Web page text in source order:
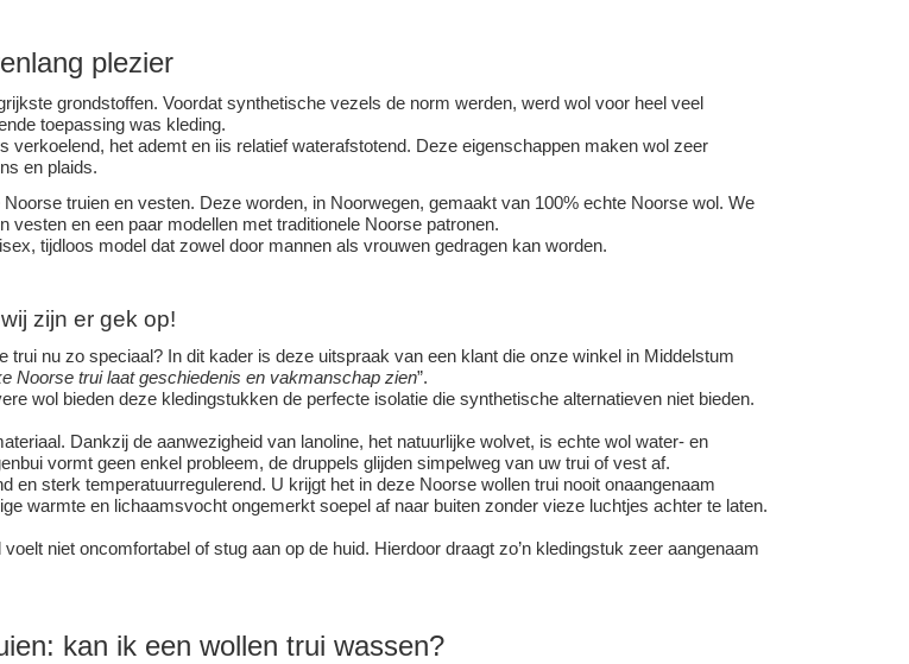
plezier
grondstoffen. Voordat synthetische vezels de norm werden, werd wol voor heel veel
toepassing was kleding.
verkoelend, het ademt en iis relatief waterafstotend. Deze eigenschappen maken wol zeer
en plaids.
truien en vesten. Deze worden, in Noorwegen, gemaakt van 100% echte Noorse wol. We
vesten en een paar modellen met traditionele Noorse patronen.
tijdloos model dat zowel door mannen als vrouwen gedragen kan worden.
zijn er gek op!
trui nu zo speciaal? In dit kader is deze uitspraak van een klant die onze winkel in Middelstum
Noorse trui laat geschiedenis en vakmanschap zien”.
wol bieden deze kledingstukken de perfecte isolatie die synthetische alternatieven niet bieden.
Dankzij de aanwezigheid van lanoline, het natuurlijke wolvet, is echte wol water- en
vormt geen enkel probleem, de druppels glijden simpelweg van uw trui of vest af.
en sterk temperatuurregulerend. U krijgt het in deze Noorse wollen trui nooit onaangenaam
warmte en lichaamsvocht ongemerkt soepel af naar buiten zonder vieze luchtjes achter te laten.
niet oncomfortabel of stug aan op de huid. Hierdoor draagt zo’n kledingstuk zeer aangenaam
kan ik een wollen trui wassen?